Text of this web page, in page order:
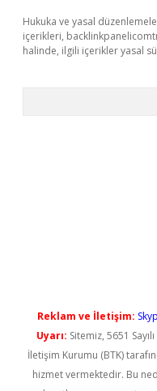
Hukuka ve yasal
içerikleri,
halinde, ilgili içerikler yasal
Reklam ve İletişim:
Uyarı: Sitemiz, 5651
İletişim Kurumu (BTK)
hizmet vermektedir. Bu